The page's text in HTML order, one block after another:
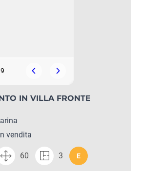
IN VILLA FRONTE
vendita
60 3 E